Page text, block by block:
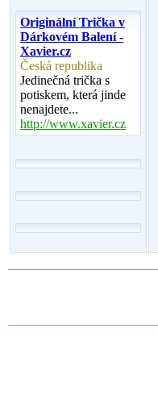
Originální Trička v
Dárkovém Balení -
Xavier.cz
Česká republika
Jedinečná trička s
potiskem, která jinde
nenajdete...
http://www.xavier.cz